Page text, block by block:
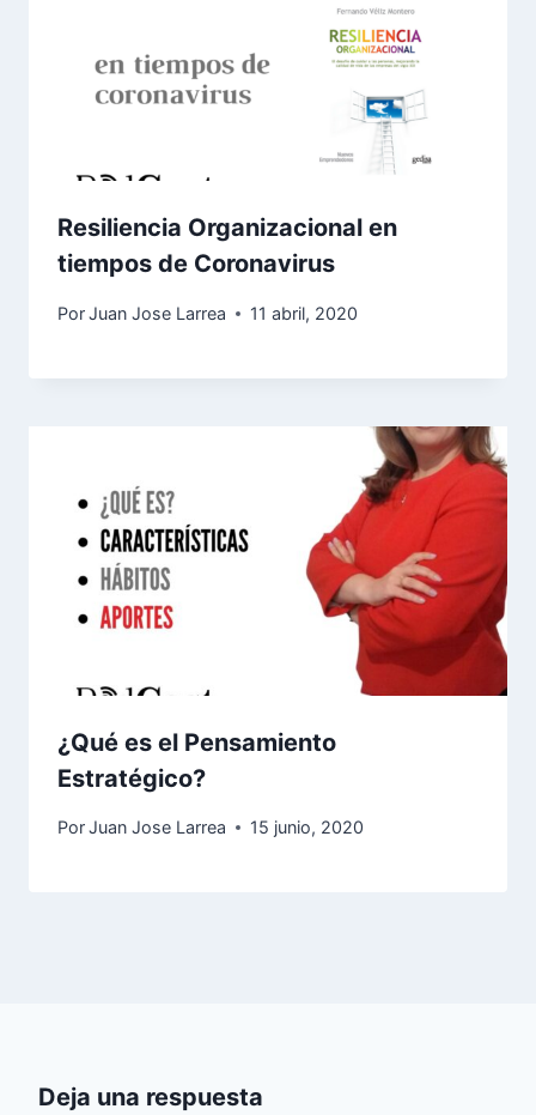
Resiliencia Organizacional en
tiempos de Coronavirus
PorJuan Jose Larrea 11 abril, 2020
¿Qué es el Pensamiento
Estratégico?
PorJuan Jose Larrea 15 junio, 2020
Deja una respuesta